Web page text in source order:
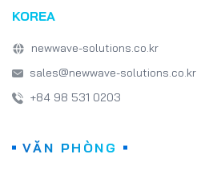
KOREA
newwave-solutions.co.kr
sales@newwave-solutions.co.kr
+84 98 531 0203
VĂN PHÒNG